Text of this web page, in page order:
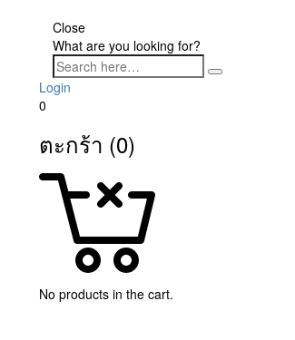
Close
What are you looking for?
Login
0
ตะกร้า (0)
No products in the cart.